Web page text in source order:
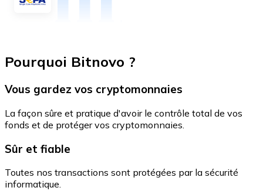
Pourquoi Bitnovo ?
Vous gardez vos cryptomonnaies
La façon sûre et pratique d'avoir le contrôle total de vos
fonds et de protéger vos cryptomonnaies.
Sûr et fiable
Toutes nos transactions sont protégées par la sécurité
informatique.